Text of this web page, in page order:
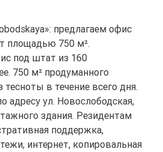
предлагаем офис
площадью 750 м².
под штат из 160
750 м² продуманного
тесноты в течение всего дня.
адресу ул. Новослободская,
здания. Резидентам
поддержка,
интернет, копировальная